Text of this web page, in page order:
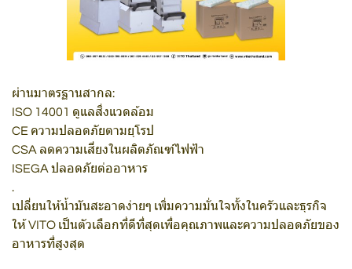
ผ่านมาตรฐานสากล:
ISO 14001 ดูแลสิ่งแวดล้อม
CE ความปลอดภัยตามยุโรป
CSA ลดความเสี่ยงในผลิตภัณฑ์ไฟฟ้า
ISEGA ปลอดภัยต่ออาหาร
.
เปลี่ยนให้น้ำมันสะอาดง่ายๆ เพิ่มความมั่นใจทั้งในครัวและธุรกิจ
ให้ VITO เป็นตัวเลือกที่ดีที่สุดเพื่อคุณภาพและความปลอดภัยของ
อาหารที่สูงสุด